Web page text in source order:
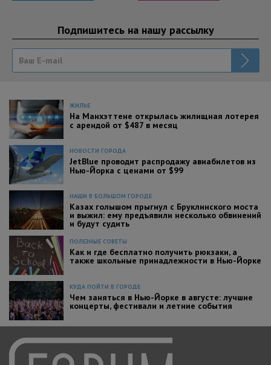
Подпишитесь на нашу рассылку
ЖИЛЬЕ
На Манхэттене открылась жилищная лотерея
с арендой от $487 в месяц
НОВОСТИ ГОРОДА
JetBlue проводит распродажу авиабилетов из
Нью-Йорка с ценами от $99
ПОЛЕЗНЫЕ СОВЕТЫ
Как и где бесплатно получить рюкзаки, а
также школьные принадлежности в Нью-Йорке
НАШИ В БОЛЬШОМ ГОРОДЕ
Казах голышом прыгнул с Бруклинского моста
и выжил: ему предъявили несколько обвинений
и будут судить
КУДА ПОЙТИ В ГОРОДЕ
Чем заняться в Нью-Йорке в августе: лучшие
концерты, фестивали и летние события